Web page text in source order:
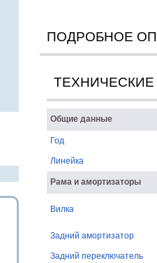
ПОДРОБНОЕ
ТЕХНИЧЕСКИЕ
Общие данные
Год
Линейка
Рама и амортизаторы
Вилка
Задний амортизатор
Задний переключатель